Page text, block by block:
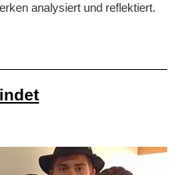
analysiert und reflektiert.